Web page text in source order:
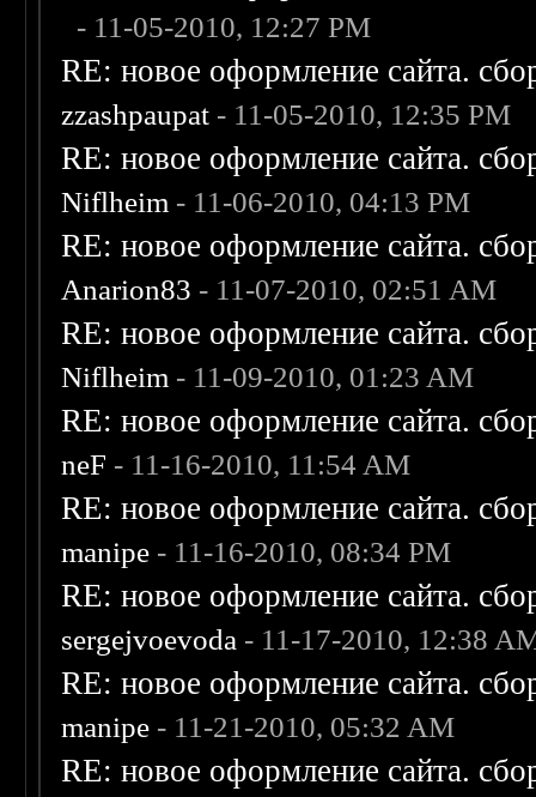
- 11-05-2010, 12:27 PM
RE: новое оформление сайта.
zzashpaupat - 11-05-2010, 12:35 PM
RE: новое оформление сайта.
Niflheim - 11-06-2010, 04:13 PM
RE: новое оформление сайта.
Anarion83 - 11-07-2010, 02:51 AM
RE: новое оформление сайта.
Niflheim - 11-09-2010, 01:23 AM
RE: новое оформление сайта.
neF - 11-16-2010, 11:54 AM
RE: новое оформление сайта.
manipe - 11-16-2010, 08:34 PM
RE: новое оформление сайта.
sergejvoevoda - 11-17-2010, 12:38
RE: новое оформление сайта.
manipe - 11-21-2010, 05:32 AM
RE: новое оформление сайта.